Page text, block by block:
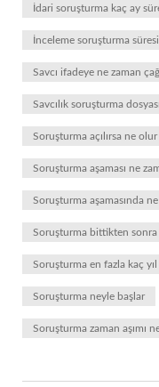
İdari soruşturma kaç ay
İnceleme soruşturma
Savcı ifadeye ne zaman
Savcılık soruşturma
Soruşturma açılırsa ne olur
Soruşturma aşaması ne
Soruşturma aşamasında ne
Soruşturma bittikten
Soruşturma en fazla kaç
Soruşturma neyle başlar
Soruşturma zaman aşımı